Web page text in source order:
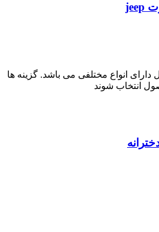
دارای انواع مختلفی می باشد. گزینه ها
انتخاب شوند